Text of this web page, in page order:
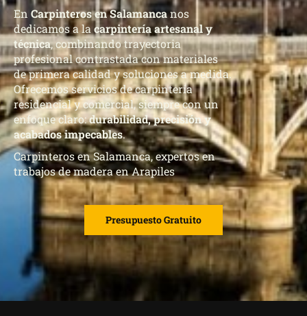
En Carpinteros en Salamancanos
dedicamos a la carpintería artesanal y
técnica, combinando trayectoria
profesional contrastada con materiales
de primera calidad y soluciones a medida.
Ofrecemos servicios de carpintería
residencial y comercial, siempre con un
enfoque claro:durabilidad, precisión y
acabados impecables.
Carpinteros en Salamanca, expertos en
trabajos de madera en Arapiles
Presupuesto Gratuito